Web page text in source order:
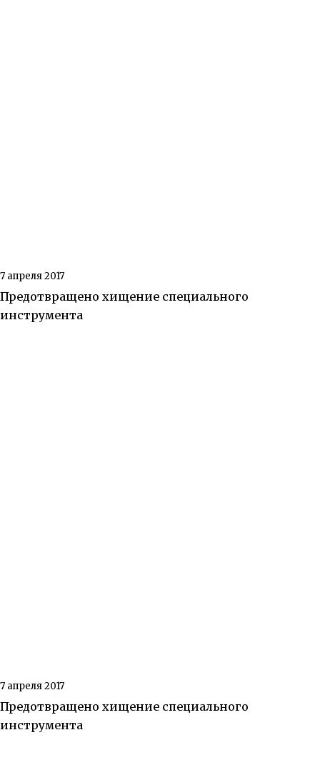
7 апреля 2017
Предотвращено хищение специального
инструмента
7 апреля 2017
Предотвращено хищение специального
инструмента